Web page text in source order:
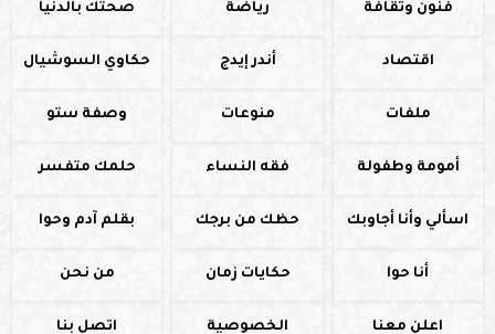
فنون وثقافة رياضة صحتك بالدنيا
اقتصاد أندر إيدج حكاوي السوشيال
ملفات منوعات وصفة ستو
أمومة وطفولة فقه النساء حلمك متفسر
اسألي وأنا أجاوبك حظك من برجك بقلم آدم وحوا
أنا حوا حكايات زمان من نحن
اعلن معنا الخصوصية اتصل بنا